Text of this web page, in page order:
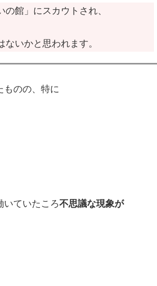
の館」にスカウトされ、
いかと思われます。
ものの、特に
いていたころ不思議な現象が